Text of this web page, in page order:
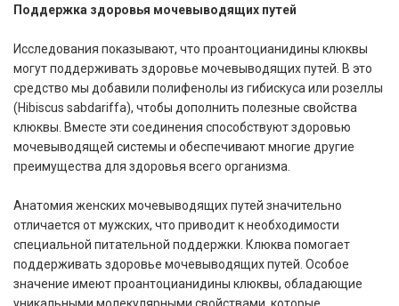
Поддержка здоровья мочевыводящих путей
Исследования показывают, что проантоцианидины клюквы
могут поддерживать здоровье мочевыводящих путей. В это
средство мы добавили полифенолы из гибискуса или розеллы
(Hibiscus sabdariffa), чтобы дополнить полезные свойства
клюквы. Вместе эти соединения способствуют здоровью
мочевыводящей системы и обеспечивают многие другие
преимущества для здоровья всего организма.
Анатомия женских мочевыводящих путей значительно
отличается от мужских, что приводит к необходимости
специальной питательной поддержки. Клюква помогает
поддерживать здоровье мочевыводящих путей. Особое
значение имеют проантоцианидины клюквы, обладающие